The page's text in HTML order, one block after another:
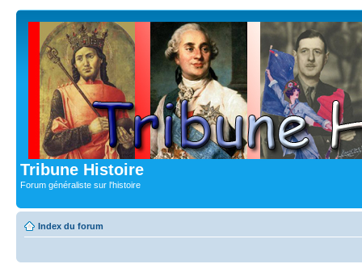
Tribune Histoire
Forum généraliste sur l'histoire
Index du forum